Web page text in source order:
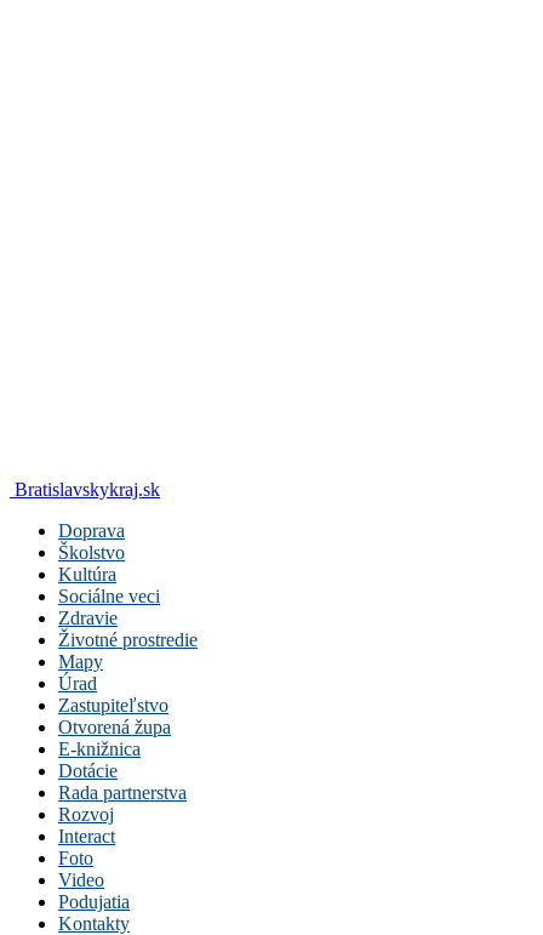
Bratislavskykraj.sk
Doprava
Školstvo
Kultúra
Sociálne veci
Zdravie
Životné prostredie
Mapy
Úrad
Zastupiteľstvo
Otvorená župa
E-knižnica
Dotácie
Rada partnerstva
Rozvoj
Interact
Foto
Video
Podujatia
Kontakty